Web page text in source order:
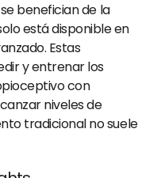
benefician de la
está disponible en
Estas
y entrenar los
con
niveles de
tradicional no suele